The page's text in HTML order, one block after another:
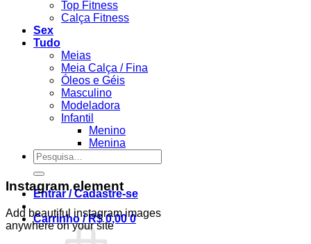
Top Fitness
Calça Fitness
Sex
Tudo
Meias
Meia Calça / Fina
Óleos e Géis
Masculino
Modeladora
Infantil
Menino
Menina
Pesquisar
por:
Entrar / Cadastre-se
Carrinho /R$0,00 0
Instagram element
Add beautiful instagram images
anywhere on your site